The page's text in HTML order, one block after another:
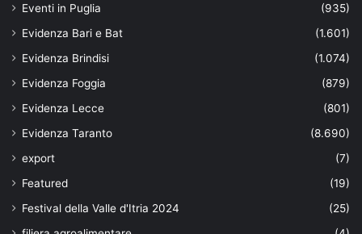
Eventi in Puglia
(935)
Evidenza Bari e Bat
(1.601)
Evidenza Brindisi
(1.074)
Evidenza Foggia
(879)
Evidenza Lecce
(801)
Evidenza Taranto
(8.690)
export
(7)
Featured
(19)
Festival della Valle d'Itria 2024
(25)